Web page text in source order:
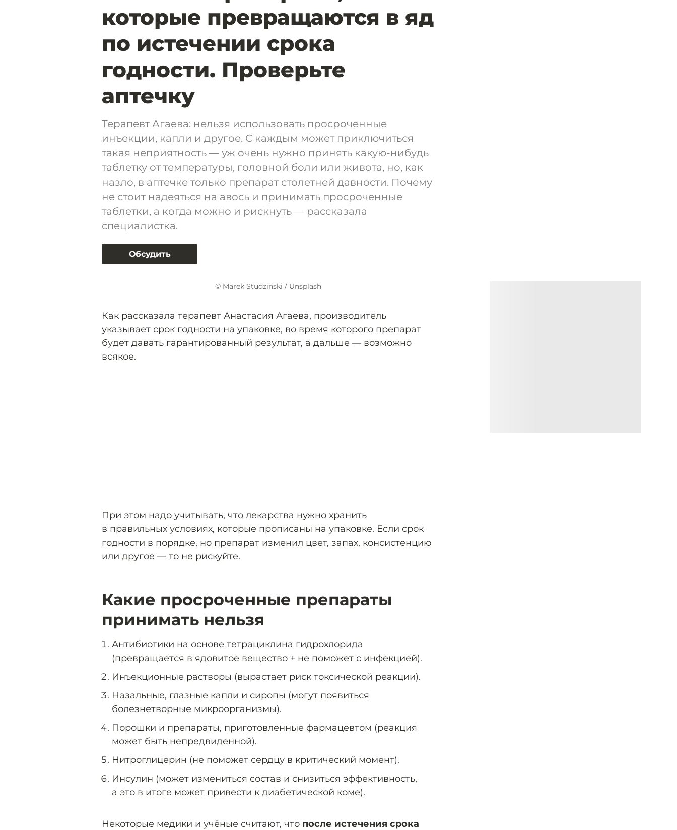
которые превращаются в яд
по истечении срока
годности. Проверьте
аптечку
Терапевт Агаева: нельзя использовать просроченные
инъекции, капли и другое. С каждым может приключиться
такая неприятность — уж очень нужно принять какую-нибудь
таблетку от температуры, головной боли или живота, но, как
назло, в аптечке только препарат столетней давности. Почему
не стоит надеяться на авось и принимать просроченные
таблетки, а когда можно и рискнуть — рассказала
специалистка.
Обсудить
© Marek Studzinski / Unsplash
Как рассказала терапевт Анастасия Агаева, производитель
указывает срок годности на упаковке, во время которого препарат
будет давать гарантированный результат, а дальше — возможно
всякое.
При этом надо учитывать, что лекарства нужно хранить
в правильных условиях, которые прописаны на упаковке. Если срок
годности в порядке, но препарат изменил цвет, запах, консистенцию
или другое — то не рискуйте.
Какие просроченные препараты
принимать нельзя
Антибиотики на основе тетрациклина гидрохлорида
(превращается в ядовитое вещество + не поможет с инфекцией).
Инъекционные растворы (вырастает риск токсической реакции).
Назальные, глазные капли и сиропы (могут появиться
болезнетворные микроорганизмы).
Порошки и препараты, приготовленные фармацевтом (реакция
может быть непредвиденной).
Нитроглицерин (не поможет сердцу в критический момент).
Инсулин (может измениться состав и снизиться эффективность,
а это в итоге может привести к диабетической коме).
Некоторые медики и учёные считают, что после истечения срока